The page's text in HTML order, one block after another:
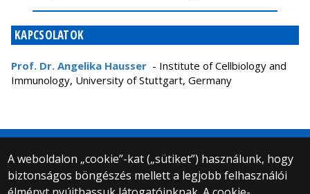
KAPCSOLATOK
Prof. Dr. Angelika Hausser - Institute of Cellbiology and
Immunology, University of Stuttgart, Germany
A weboldalon „cookie”-kat („sütiket”) használunk, hogy
biztonságos böngészés mellett a legjobb felhasználói
© 2025 Eötvös Loránd Tudományegyetem